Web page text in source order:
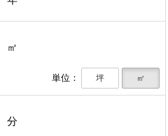
㎡
単位： 坪 ㎡
分